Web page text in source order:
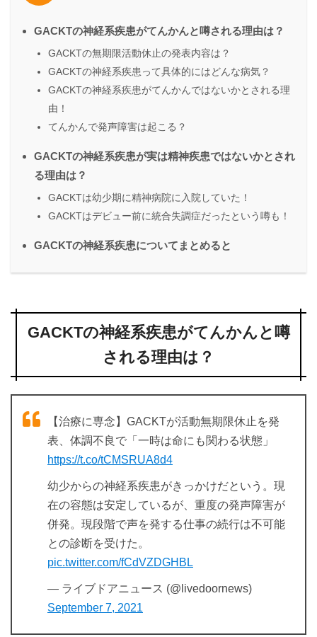
GACKTの神経系疾患がてんかんと噂される理由は？
GACKTの無期限活動休止の発表内容は？
GACKTの神経系疾患って具体的にはどんな病気？
GACKTの神経系疾患がてんかんではないかとされる理
由！
てんかんで発声障害は起こる？
GACKTの神経系疾患が実は精神疾患ではないかとされ
る理由は？
GACKTは幼少期に精神病院に入院していた！
GACKTはデビュー前に統合失調症だったという噂も！
GACKTの神経系疾患についてまとめると
GACKTの神経系疾患がてんかんと噂
される理由は？
【治療に専念】GACKTが活動無期限休止を発
表、体調不良で「⼀時は命にも関わる状態」
https://t.co/tCMSRUA8d4
幼少からの神経系疾患がきっかけだという。現
在の容態は安定しているが、重度の発声障害が
併発。現段階で声を発する仕事の続⾏は不可能
との診断を受けた。
pic.twitter.com/fCdVZDGHBL
— ライブドアニュース (@livedoornews)
September 7, 2021